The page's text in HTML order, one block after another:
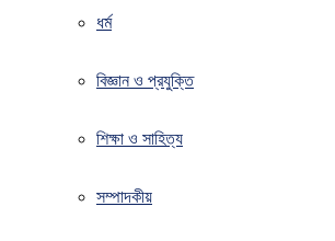
ধর্ম
বিজ্ঞান ও প্রযুক্তি
শিক্ষা ও সাহিত্য
সম্পাদকীয়